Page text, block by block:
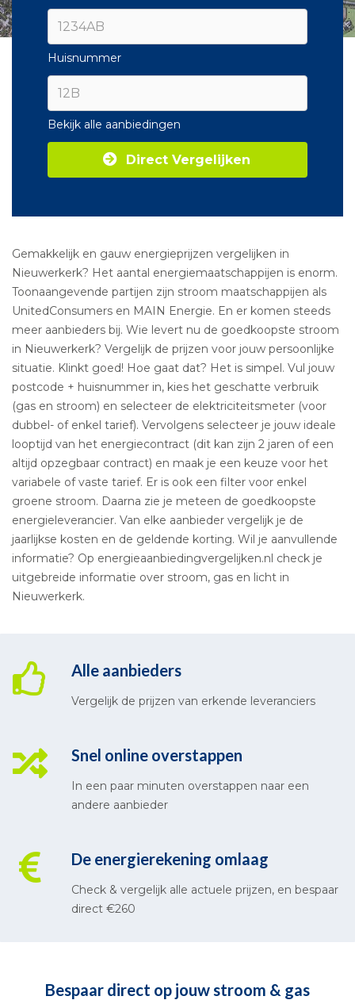
Huisnummer
Bekijk alle aanbiedingen
Direct Vergelijken
Gemakkelijk en gauw energieprijzen vergelijken in
Nieuwerkerk? Het aantal energiemaatschappijen is enorm.
Toonaangevende partijen zijn stroom maatschappijen als
UnitedConsumers en MAIN Energie. En er komen steeds
meer aanbieders bij. Wie levert nu de goedkoopste stroom
in Nieuwerkerk? Vergelijk de prijzen voor jouw persoonlijke
situatie. Klinkt goed! Hoe gaat dat? Het is simpel. Vul jouw
postcode + huisnummer in, kies het geschatte verbruik
(gas en stroom) en selecteer de elektriciteitsmeter (voor
dubbel- of enkel tarief). Vervolgens selecteer je jouw ideale
looptijd van het energiecontract (dit kan zijn 2 jaren of een
altijd opzegbaar contract) en maak je een keuze voor het
variabele of vaste tarief. Er is ook een filter voor enkel
groene stroom. Daarna zie je meteen de goedkoopste
energieleverancier. Van elke aanbieder vergelijk je de
jaarlijkse kosten en de geldende korting. Wil je aanvullende
informatie? Op energieaanbiedingvergelijken.nl check je
uitgebreide informatie over stroom, gas en licht in
Nieuwerkerk.
Alle aanbieders
Vergelijk de prijzen van erkende leveranciers
Snel online overstappen
In een paar minuten overstappen naar een
andere aanbieder
De energierekening omlaag
Check & vergelijk alle actuele prijzen, en bespaar
direct €260
Bespaar direct op jouw stroom & gas